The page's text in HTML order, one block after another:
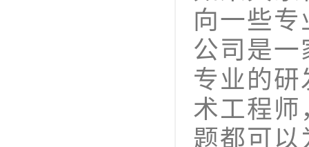
向一些
公司是
专业的
术工程师
题都可以